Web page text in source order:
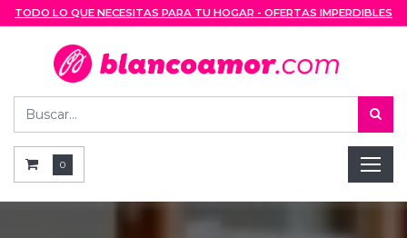
TODO LO QUE NECESITAS PARA TU HOGAR - OFERTAS IMPERDIBLES
0